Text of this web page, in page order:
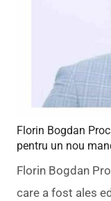
Florin Bogdan
pentru un nou
Florin Bogdan
care a fost ales